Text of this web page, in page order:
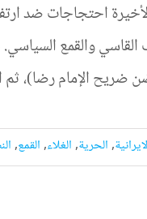
احتجاجات ضد
ضريح الإمام رضا)،
,الحرية,الغلاء,القمع,